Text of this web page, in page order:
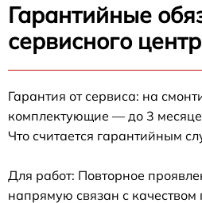
Гарантийные
сервисного
Гарантия от сервиса: на
комплектующие — до 3
Что считается гарантийным
Для работ: Повторное
напрямую связан с качеством